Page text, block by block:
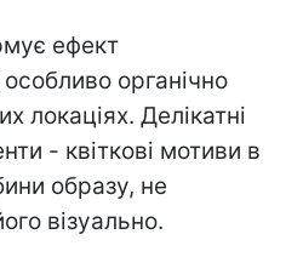
ефект
органічно
локаціях. Делікатні
- квіткові мотиви в
образу, не
візуально.